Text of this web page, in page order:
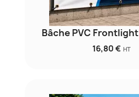
Bâche PVC
16,80 € HT